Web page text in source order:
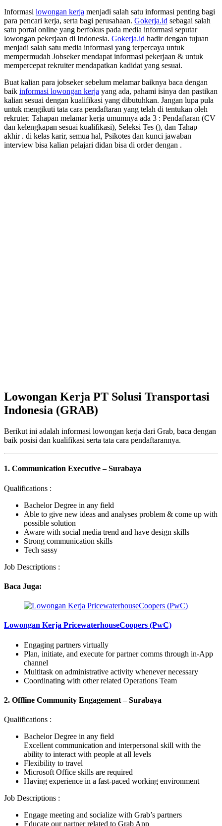
Informasi lowongan kerja menjadi salah satu informasi penting bagi
para pencari kerja, serta bagi perusahaan. Gokerja.id sebagai salah
satu portal online yang berfokus pada media informasi seputar
lowongan pekerjaan di Indonesia. Gokerja.id hadir dengan tujuan
menjadi salah satu media informasi yang terpercaya untuk
mempermudah Jobseker mendapat informasi pekerjaan & untuk
mempercepat rekruiter mendapatkan kadidat yang sesuai.
Buat kalian para jobseker sebelum melamar baiknya baca dengan
baik informasi lowongan kerja yang ada, pahami isinya dan pastikan
kalian sesuai dengan kualifikasi yang dibutuhkan. Jangan lupa pula
untuk mengikuti tata cara pendaftaran yang telah di tentukan oleh
rekruter. Tahapan melamar kerja umumnya ada 3 : Pendaftaran (CV
dan kelengkapan sesuai kualifikasi), Seleksi Tes (), dan Tahap
akhir . di kelas karir, semua hal, Psikotes dan kunci jawaban
interview bisa kalian pelajari didan bisa di order dengan .
Lowongan Kerja PT Solusi Transportasi
Indonesia (GRAB)
Berikut ini adalah informasi lowongan kerja dari Grab, baca dengan
baik posisi dan kualifikasi serta tata cara pendaftarannya.
1. Communication Executive – Surabaya
Qualifications :
Bachelor Degree in any field
Able to give new ideas and analyses problem & come up with
possible solution
Aware with social media trend and have design skills
Strong communication skills
Tech sassy
Job Descriptions :
Baca Juga:
Lowongan Kerja PricewaterhouseCoopers (PwC)
Engaging partners virtually
Plan, initiate, and execute for partner comms through in-App
channel
Multitask on administrative activity whenever necessary
Coordinating with other related Operations Team
2. Offline Community Engagement – Surabaya
Qualifications :
Bachelor Degree in any field
Excellent communication and interpersonal skill with the
ability to interact with people at all levels
Flexibility to travel
Microsoft Office skills are required
Having experience in a fast-paced working environment
Job Descriptions :
Engage meeting and socialize with Grab’s partners
Educate our partner related to Grab App